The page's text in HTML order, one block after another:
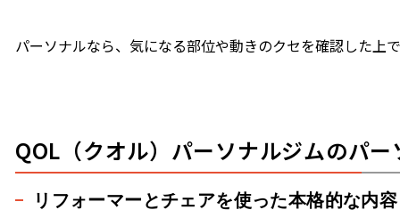
パーソナルなら、気になる部位や動きのクセを確認した上
QOL（クオル）パーソナルジムのパ
リフォーマーとチェアを使った本格的な内容